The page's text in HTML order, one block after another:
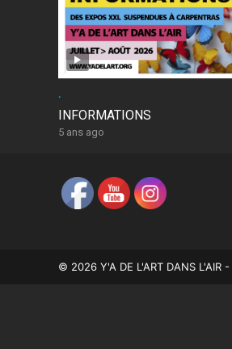
.
INFORMATIONS
5 ans ago
© 2026 Y'A DE L'ART DANS L'AIR -